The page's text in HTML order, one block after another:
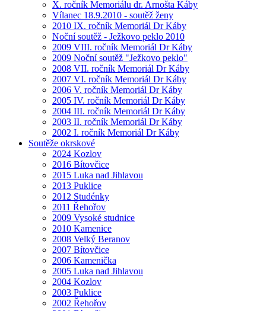
X. ročník Memoriálu dr. Arnošta Káby
Vílanec 18.9.2010 - soutěž ženy
2010 IX. ročník Memoriál Dr Káby
Noční soutěž - Ježkovo peklo 2010
2009 VIII. ročník Memoriál Dr Káby
2009 Noční soutěž "Ježkovo peklo"
2008 VII. ročník Memoriál Dr Káby
2007 VI. ročník Memoriál Dr Káby
2006 V. ročník Memoriál Dr Káby
2005 IV. ročník Memoriál Dr Káby
2004 III. ročník Memoriál Dr Káby
2003 II. ročník Memoriál Dr Káby
2002 I. ročník Memoriál Dr Káby
Soutěže okrskové
2024 Kozlov
2016 Bítovčice
2015 Luka nad Jihlavou
2013 Puklice
2012 Studénky
2011 Řehořov
2009 Vysoké studnice
2010 Kamenice
2008 Velký Beranov
2007 Bítovčice
2006 Kamenička
2005 Luka nad Jihlavou
2004 Kozlov
2003 Puklice
2002 Řehořov